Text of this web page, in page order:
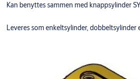
Kan benyttes sammen med knappsylinder
Leveres som enkeltsylinder, dobbeltsylinder